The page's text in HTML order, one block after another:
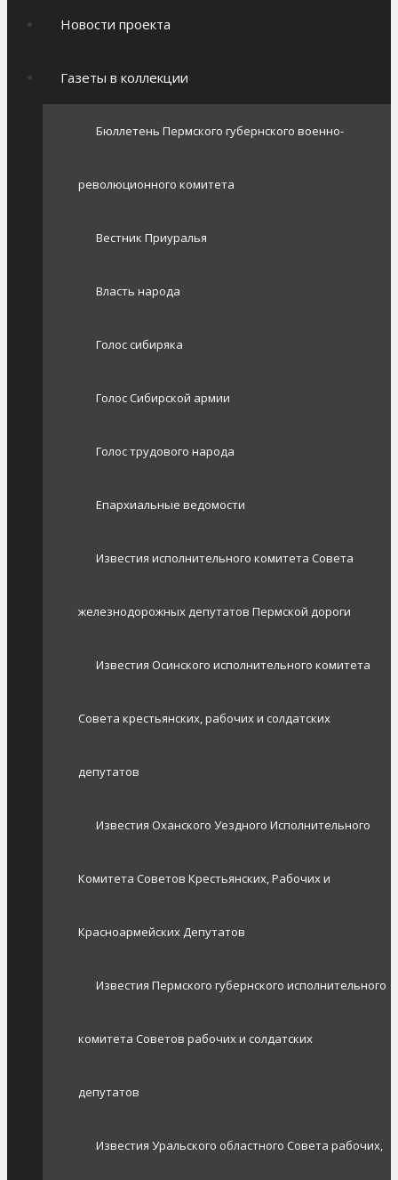
Новости проекта
Газеты в коллекции
Бюллетень Пермского губернского военно-
революционного комитета
Вестник Приуралья
Власть народа
Голос сибиряка
Голос Сибирской армии
Голос трудового народа
Епархиальные ведомости
Известия исполнительного комитета Совета
железнодорожных депутатов Пермской дороги
Известия Осинского исполнительного комитета
Совета крестьянских, рабочих и солдатских
депутатов
Известия Оханского Уездного Исполнительного
Комитета Советов Крестьянских, Рабочих и
Красноармейских Депутатов
Известия Пермского губернского исполнительного
комитета Советов рабочих и солдатских
депутатов
Известия Уральского областного Совета рабочих,